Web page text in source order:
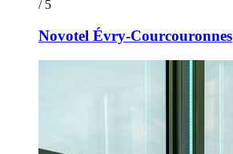
/ 5
Novotel Évry-Courcouronnes